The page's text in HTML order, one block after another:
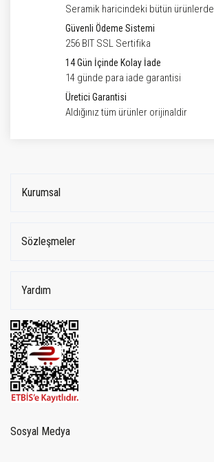
Seramik haricindeki bütün ürünlerde
Güvenli Ödeme Sistemi
256 BIT SSL Sertifika
14 Gün İçinde Kolay İade
14 günde para iade garantisi
Üretici Garantisi
Aldığınız tüm ürünler orijinaldir
Kurumsal
Sözleşmeler
Yardım
Sosyal Medya